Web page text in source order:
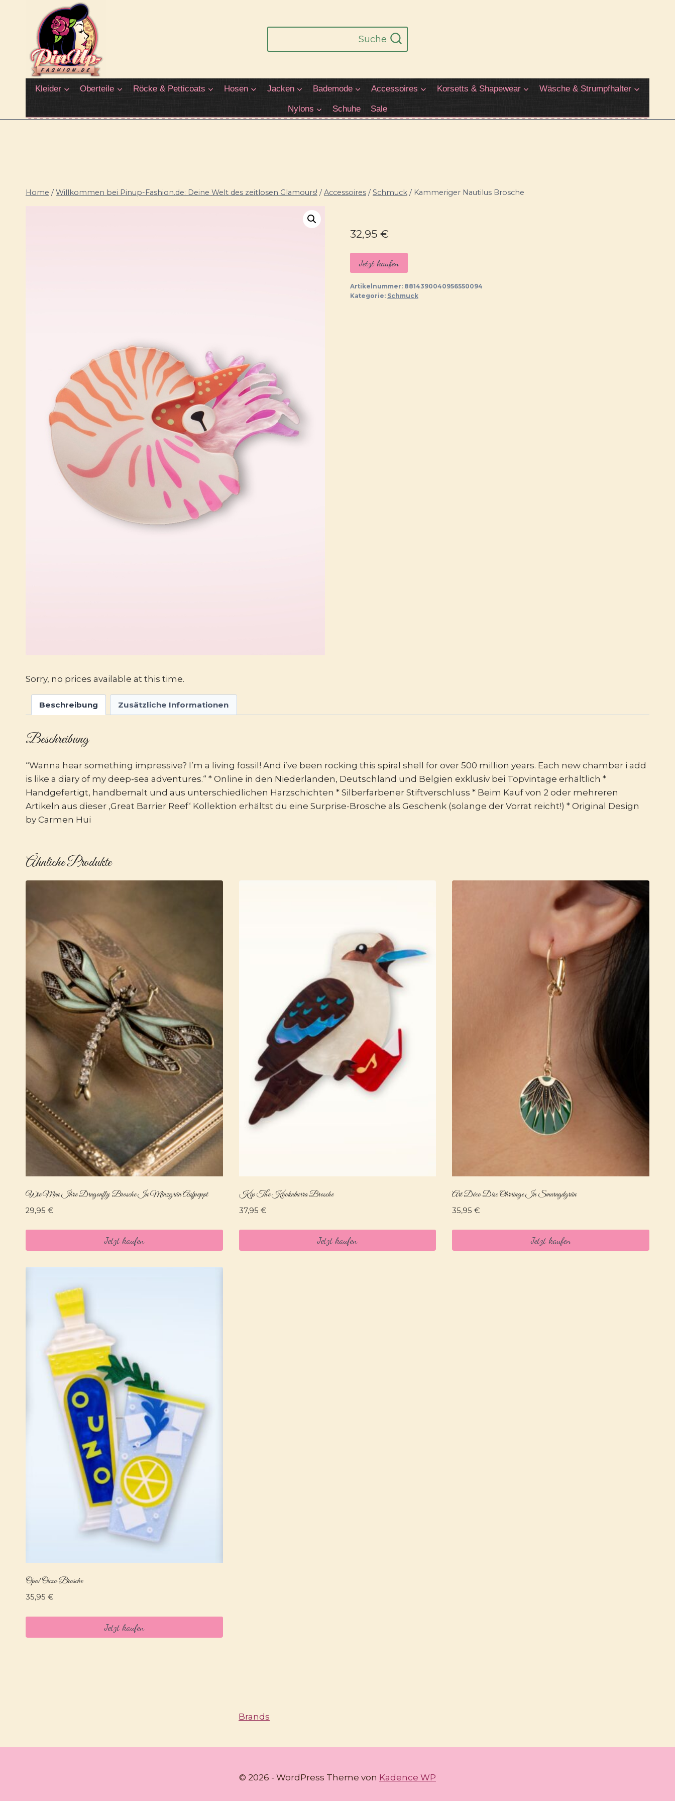
springen
Suche
Kleider Oberteile Röcke & Petticoats Hosen Jacken Bademode Accessoires Korsetts & Shapewear Wäsche & Strumpfhalter
Nylons Schuhe Sale
Home / Willkommen bei Pinup-Fashion.de: Deine Welt des zeitlosen Glamours! / Accessoires / Schmuck / Kammeriger Nautilus Brosche
32,95 €
Jetzt kaufen
Artikelnummer: 8814390040956550094
Kategorie: Schmuck
Sorry, no prices available at this time.
Beschreibung Zusätzliche Informationen
Beschreibung
“Wanna hear something impressive? I’m a living fossil! And i’ve been rocking this spiral shell for over 500 million years. Each new chamber i add
is like a diary of my deep-sea adventures.“ * Online in den Niederlanden, Deutschland und Belgien exklusiv bei Topvintage erhältlich *
Handgefertigt, handbemalt und aus unterschiedlichen Harzschichten * Silberfarbener Stiftverschluss * Beim Kauf von 2 oder mehreren
Artikeln aus dieser ‚Great Barrier Reef‘ Kollektion erhältst du eine Surprise-Brosche als Geschenk (solange der Vorrat reicht!) * Original Design
by Carmen Hui
Ähnliche Produkte
Wie Man Ihre Dragonfly Brosche In Minzgrün Aufpeppt
29,95 €
Jetzt kaufen
Kip The Kookaburra Brosche
37,95 €
Jetzt kaufen
Art Déco Disc Ohrringe In Smaragdgrün
35,95€
Jetzt kaufen
Opa! Ouzo Brosche
35,95 €
Jetzt kaufen
Brands
© 2026 - WordPress Theme von Kadence WP